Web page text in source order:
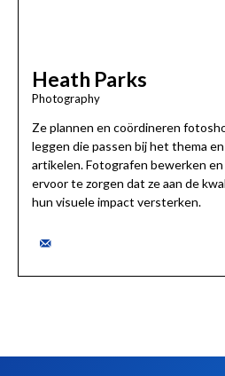
Heath Parks
Photography
Ze plannen en coördineren
leggen die passen bij het thema
artikelen. Fotografen bewerken
ervoor te zorgen dat ze aan de
hun visuele impact versterken.